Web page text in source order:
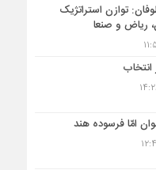
توازن استراتژیک
ریاض و صنعا
امّا فرسوده هند